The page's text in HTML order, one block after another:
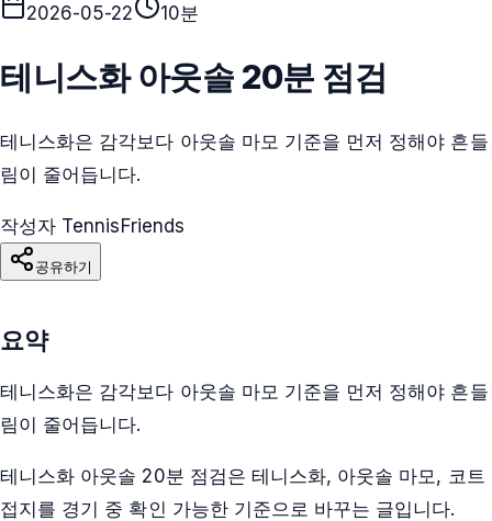
2026-05-22
10분
테니스화 아웃솔 20분 점검
테니스화은 감각보다 아웃솔 마모 기준을 먼저 정해야 흔들
림이 줄어듭니다.
작성자 TennisFriends
공유하기
요약
테니스화은 감각보다 아웃솔 마모 기준을 먼저 정해야 흔들
림이 줄어듭니다.
테니스화 아웃솔 20분 점검은 테니스화, 아웃솔 마모, 코트
접지를 경기 중 확인 가능한 기준으로 바꾸는 글입니다.